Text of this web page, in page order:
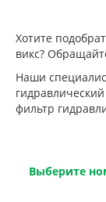
Хотите
викс?
Наши
фильтр
Выберите